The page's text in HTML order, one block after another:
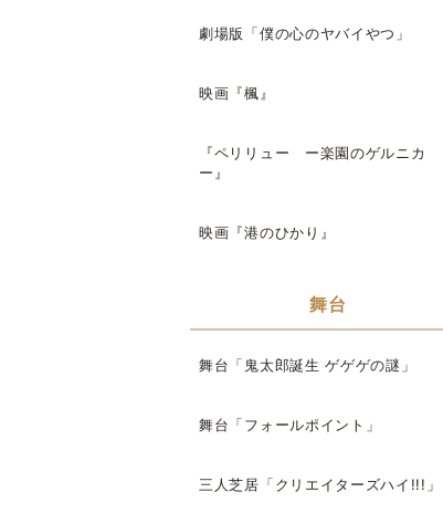
劇場版「僕の心のヤバイやつ」
映画『楓』
『ペリリュー ー楽園のゲルニカ
ー』
映画『港のひかり』
舞台
舞台「鬼太郎誕生 ゲゲゲの謎」
舞台「フォールポイント」
三人芝居「クリエイターズハイ!!!」